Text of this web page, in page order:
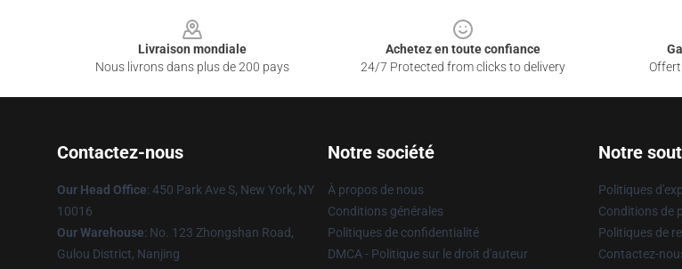
Livraison mondiale
Nous livrons dans plus de 200 pays
Achetez en toute confiance
24/7 Protected from clicks to delivery
Contactez-nous
Our Head Office: 450 Park Ave S, New York, NY
10016
Our Warehouse: No. 123 Zhongshan Road,
Gulou District, Nanjing
Notre société
À propos de nous
Conditions générales
Politiques de confidentialité
DMCA - Politique sur le droit d'auteur
Notre
Politiques
Conditions de
Politiques de
Contactez-